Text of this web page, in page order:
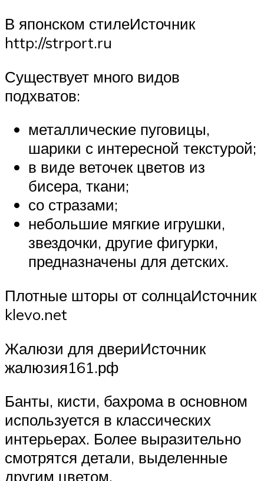
В японском стилеИсточник
http://strport.ru
Существует много видов
подхватов:
металлические пуговицы,
шарики с интересной текстурой;
в виде веточек цветов из
бисера, ткани;
со стразами;
небольшие мягкие игрушки,
звездочки, другие фигурки,
предназначены для детских.
Плотные шторы от солнцаИсточник
klevo.net
Жалюзи для двериИсточник
жалюзия161.рф
Банты, кисти, бахрома в основном
используется в классических
интерьерах. Более выразительно
смотрятся детали, выделенные
другим цветом.